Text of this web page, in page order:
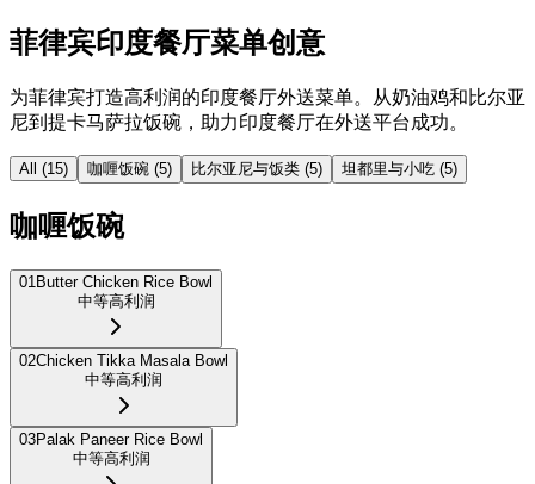
菲律宾印度餐厅菜单创意
为菲律宾打造高利润的印度餐厅外送菜单。从奶油鸡和比尔亚
尼到提卡马萨拉饭碗，助力印度餐厅在外送平台成功。
All (15) 咖喱饭碗 (5) 比尔亚尼与饭类 (5) 坦都里与小吃 (5)
咖喱饭碗
01 Butter Chicken Rice Bowl
中等高利润
02Chicken Tikka Masala Bowl
中等高利润
03Palak Paneer Rice Bowl
中等高利润